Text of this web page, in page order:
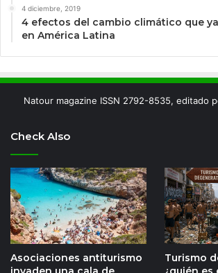
4 diciembre, 2019
4 efectos del cambio climático que
en América Latina
Natour magazine ISSN 2792-8535, editado
Check Also
Asociaciones antiturismo
Turismo